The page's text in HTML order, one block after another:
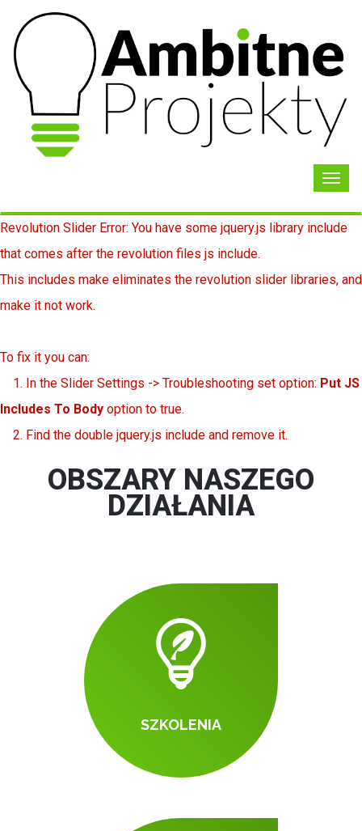
Revolution Slider Error: You have some jquery.js library include
that comes after the revolution files js include.
This includes make eliminates the revolution slider libraries, and
make it not work.
To fix it you can:
1. In the Slider Settings -> Troubleshooting set option: Put JS
Includes To Body option to true.
2. Find the double jquery.js include and remove it.
OBSZARY NASZEGO
DZIAŁANIA
SZKOLENIA